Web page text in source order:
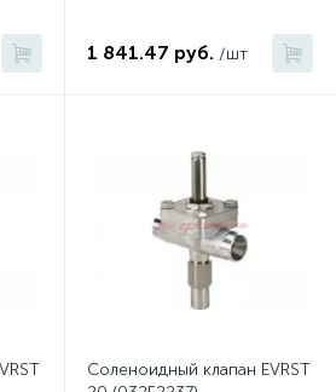
12
1 841.47 руб. /шт
Соленоидный клапан EVRST